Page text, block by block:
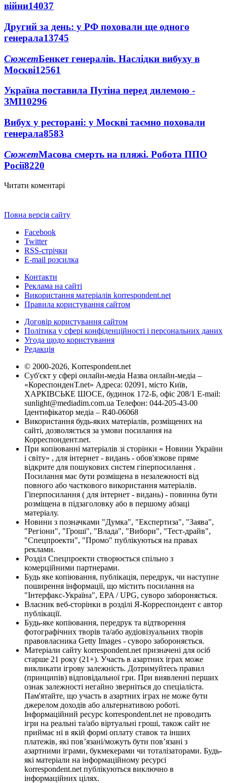
війни14037
Другий за день: у РФ поховали ще одного
генерала13745
СюжетБенкет генералів. Наслідки вибуху в
Москві12561
Україна поставила Путіна перед дилемою -
ЗМІ10296
Вибух у ресторані: у Москві таємно поховали
генерала8583
СюжетМасова смерть на пляжі. Робота ППО
Росії8220
Читати коментарі
Повна версія сайту
Facebook
Twitter
RSS-стрічки
E-mail розсилка
Контакти
Реклама на сайті
Використання матеріалів korrespondent.net
Правила користування сайтом
Договір користування сайтом
Політика у сфері конфіденційності і персональних даних
Угода щодо користування
Редакція
© 2000-2026, Korrespondent.net
Суб'єкт у сфері онлайн-медіа Назва онлайн-медіа –
«КореспонденТ.net» Адреса: 02091, місто Київ,
ХАРКІВСЬКЕ ШОСЕ, будинок 172-Б, офіс 208/1 E-mail:
sunlight@mediadim.com.ua Телефон: 044-205-43-00
Ідентифікатор медіа – R40-06068
Використання будь-яких матеріалів, розміщених на
сайті, дозволяється за умови посилання на
Корреспондент.net.
При копіюванні матеріалів зі сторінки « Новини України
і світу» , для інтернет - видань - обов'язкове пряме
відкрите для пошукових систем гіперпосилання .
Посилання має бути розміщена в незалежності від
повного або часткового використання матеріалів.
Гіперпосилання ( для інтернет - видань) - повинна бути
розміщена в підзаголовку або в першому абзаці
матеріалу.
Новини з позначками "Думка", "Експертиза", "Заява",
"Регіони", "Гроші", "Влада", "Вибори", "Тест-драйв",
"Спецпроекти", "Промо" публікуються на правах
реклами.
Розділ Спецпроекти створюється спільно з
комерційними партнерами.
Будь яке копіювання, публікація, передрук, чи наступне
поширення інформації, що містить посилання на
"Інтерфакс-Україна", EPA / UPG, суворо забороняється.
Власник веб-сторінки в розділі Я-Корреспондент є автор
публікації.
Будь-яке копіювання, передрук та відтворення
фотографічних творів та/або аудіовізуальних творів
правовласника Getty Images - суворо забороняється.
Матеріали сайту korrespondent.net призначені для осіб
старше 21 року (21+). Участь в азартних іграх може
викликати ігрову залежність. Дотримуйтесь правил
(принципів) відповідальної гри. При виявленні перших
ознак залежності негайно зверніться до спеціаліста.
Пам'ятайте, що участь в азартних іграх не може бути
джерелом доходів або альтернативою роботі.
Інформаційний ресурс korrespondent.net не проводить
ігри на реальні та/або віртуальні гроші, також сайт не
приймає ні в якій формі оплату ставок та інших
платежів, які пов’язані/можуть бути пов’язані з
азартними іграми, букмекерами чи тоталізаторами. Будь-
які матеріали на інформаційному ресурсі
korrespondent.net публікуються виключно в
інформаційних цілях.